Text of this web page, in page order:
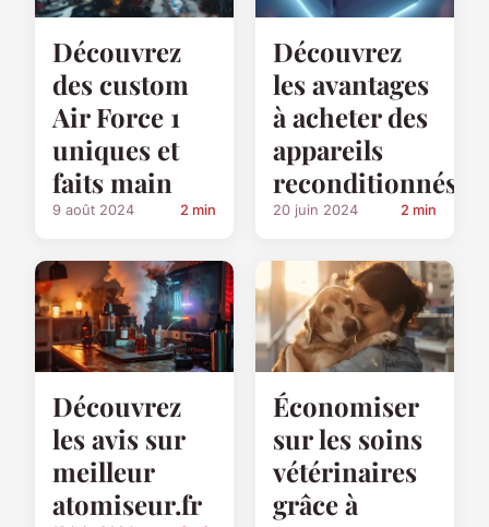
Découvrez
des custom
Air Force 1
uniques et
faits main
9 août 2024 2 min
Découvrez
les avantages
à acheter des
appareils
reconditionnés
20 juin 2024 2 min
Découvrez
les avis sur
meilleur
atomiseur.fr
Économiser
sur les soins
vétérinaires
grâce à